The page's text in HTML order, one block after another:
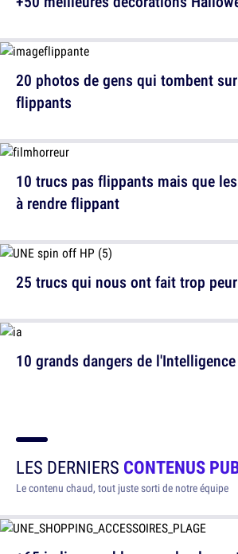
10 trucs pas flippants mais que
à rendre flippant
10 grands dangers de
20 photos de gens qui tombent
flippants
25 trucs qui nous ont fait trop
LES DERNIERS CONTENUS
Le contenu chaud, tout juste sorti de notre équipe